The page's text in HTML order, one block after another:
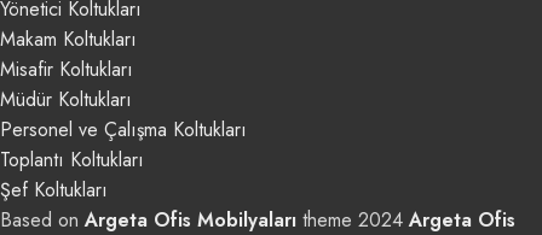
Yönetici Koltukları
Makam Koltukları
Misafir Koltukları
Müdür Koltukları
Personel ve Çalışma Koltukları
Toplantı Koltukları
Şef Koltukları
Based onArgeta Ofis Mobilyaları theme 2024Argeta Ofis